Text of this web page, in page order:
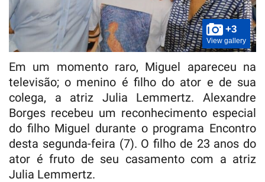
+3
View gallery
Em um momento raro, Miguel apareceu na
televisão; o menino é filho do ator e de sua
colega, a atriz Julia Lemmertz. Alexandre
Borges recebeu um reconhecimento especial
do filho Miguel durante o programa Encontro
desta segunda-feira (7). O filho de 23 anos do
ator é fruto de seu casamento com a atriz
Julia Lemmertz.